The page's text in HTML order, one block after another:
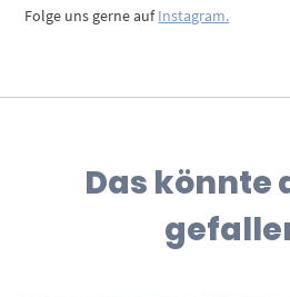
Folge uns gerne aufInstagram.
Das könnte